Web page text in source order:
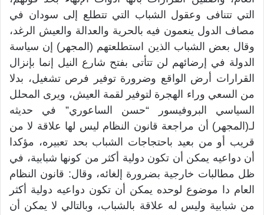
التي تتنافى وعقول الشباب التي تتطلع إلى سودان في
مصاف الدول ينعمون فيه بالحرية والعدالة والعيش الرغد،
وقال بعض الشباب الذين استطلعتهم (المجهر) إن سياسة
الدولة في إرضائهم لن تتأتى بفتح شارع النيل إنما بإنزال
القرارات أرض الواقع وضرورة توفير فرص تشغيل، بدلا
من السعي وراء الهجرة لتوفير لقمة العيش، ويرى المحلل
السياسي البروفيسور “حسن الساعوري” في حديثه
لـ(المجهر) أن مراجعة قانون النظام ليس لها علاقة لا من
قريب أو من بعيد باحتجاجات الشباب بحد تعبيره، مؤكدا
أن دواعيه يمكن أن تكون دولية أكثر من كونها شبابية، في
ظل مطالبات خارجية بضرورة إلغائه، وقال: قانون النظام
العام دا موضوع لوحده يمكن أن تكون دواعيه دولية أكثر
من شبابية وليس له علاقة بالشباب، وبالتالي لا يمكن أن